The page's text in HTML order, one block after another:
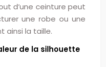
d’une ceinture peut
une robe ou une
ainsi la taille.
de la silhouette